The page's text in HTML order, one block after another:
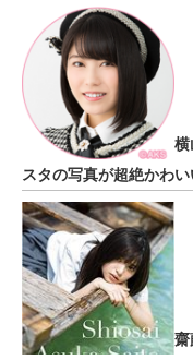
横
スタの写真が超絶かわ
齋